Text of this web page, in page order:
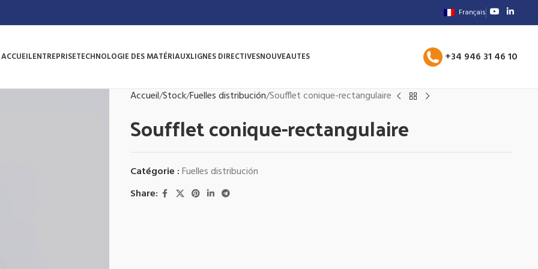
Français
ACCUEILENTREPRISETECHNOLOGIE DES MATÉRIAUXLIGNES DIRECTIVESNOUVEAUTES +34 946 31 46 10
Accueil Stock Fuelles distribución Soufflet conique-rectangulaire
Soufflet conique-rectangulaire
Catégorie :Fuelles distribución
Share: